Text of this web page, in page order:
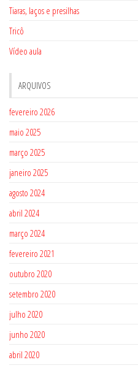
Tiaras, laços e presilhas
Tricô
Vídeo aula
ARQUIVOS
fevereiro 2026
maio 2025
março 2025
janeiro 2025
agosto 2024
abril 2024
março 2024
fevereiro 2021
outubro 2020
setembro 2020
julho 2020
junho 2020
abril 2020